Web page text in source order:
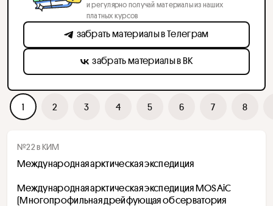
1 2 3 4 5 6 7 8
№22 в КИМ
Международная арктическая экспедиция
Международная арктическая экспедиция MOSAiC
(Многопрофильная дрейфующая обсерватория
и регулярно получай материалы из наших
платных курсов
забрать материалы в Телеграм
забрать материалы в ВК